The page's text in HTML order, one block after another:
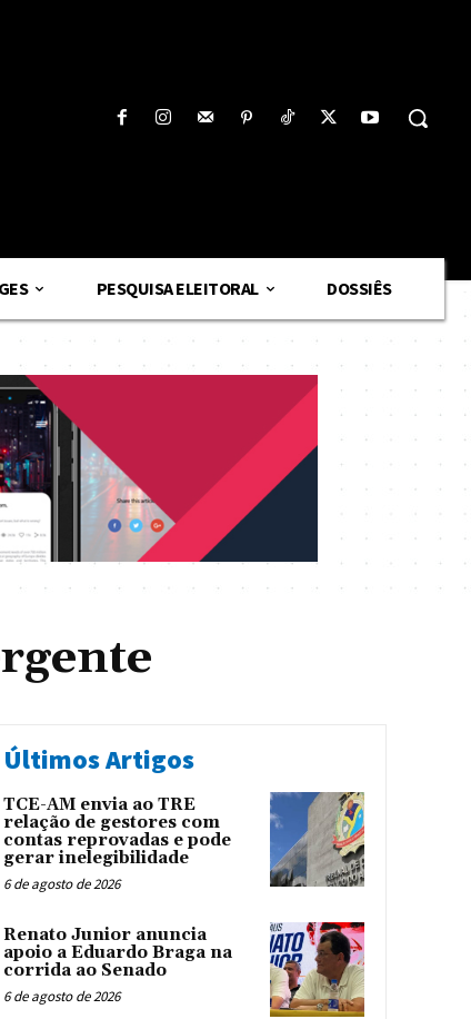
PESQUISA ELEITORAL DOSSIÊS
Últimos Artigos
TCE-AM envia ao TRE
relação de gestores com
contas reprovadas e pode
gerar inelegibilidade
6 de agosto de 2026
Renato Junior anuncia
apoio a Eduardo Braga na
corrida ao Senado
6 de agosto de 2026